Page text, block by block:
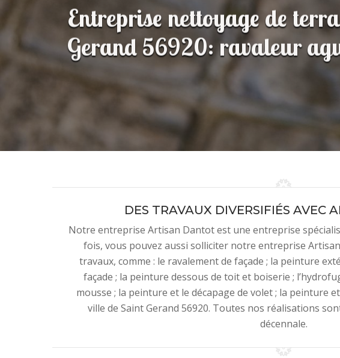
Entreprise nettoyage de
Gerand 56920: ravaleur
DES TRAVAUX DIVERSIFIÉS AVEC
Notre entreprise Artisan Dantot est une entreprise
fois, vous pouvez aussi solliciter notre entreprise
travaux, comme : le ravalement de façade ; la peinture
façade ; la peinture dessous de toit et boiserie ;
mousse ; la peinture et le décapage de volet ; la peinture
ville de Saint Gerand 56920. Toutes nos réalisations
décennale.